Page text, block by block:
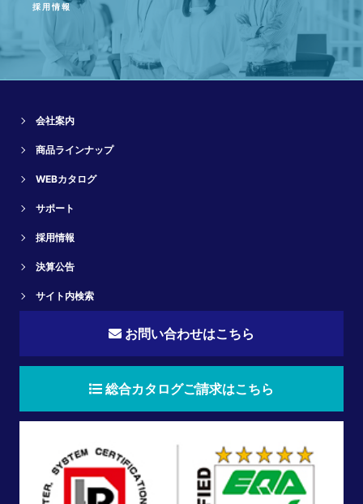
採用情報
会社案内
商品ラインナップ
WEBカタログ
サポート
採用情報
決算公告
サイト内検索
お問い合わせはこちら
総合カタログご請求はこちら